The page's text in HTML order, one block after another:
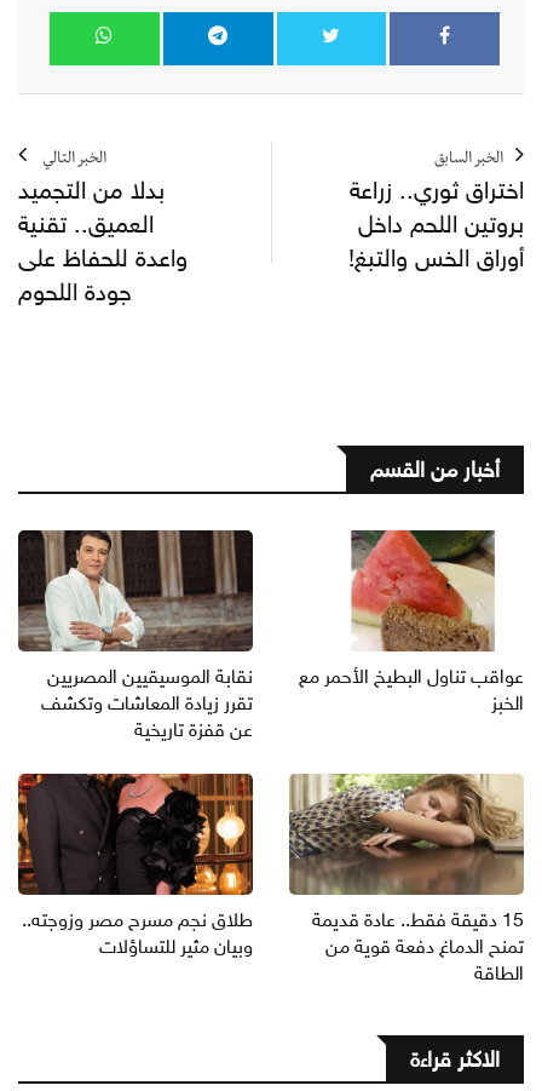
الخبر السابق
اختراق ثوري.. زراعة
بروتين اللحم داخل
أوراق الخس والتبغ!
الخبر التالي
بدلا من التجميد
العميق.. تقنية
واعدة للحفاظ على
جودة اللحوم
أخبار من القسم
عواقب تناول البطيخ الأحمر مع
الخبز
نقابة الموسيقيين المصريين
تقرر زيادة المعاشات وتكشف
عن قفزة تاريخية
15 دقيقة فقط.. عادة قديمة
تمنح الدماغ دفعة قوية من
الطاقة
طلاق نجم مسرح مصر وزوجته..
وبيان مثير للتساؤلات
الاكثر قراءة